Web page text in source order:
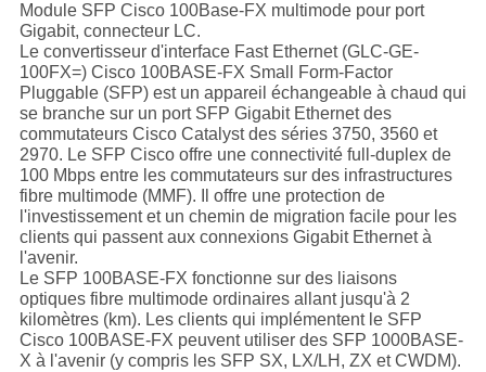
Module SFP Cisco 100Base-FX multimode pour port
Gigabit, connecteur LC.
Le convertisseur d'interface Fast Ethernet (GLC-GE-
100FX=) Cisco 100BASE-FX Small Form-Factor
Pluggable (SFP) est un appareil échangeable à chaud qui
se branche sur un port SFP Gigabit Ethernet des
commutateurs Cisco Catalyst des séries 3750, 3560 et
2970. Le SFP Cisco offre une connectivité full-duplex de
100 Mbps entre les commutateurs sur des infrastructures
fibre multimode (MMF). Il offre une protection de
l'investissement et un chemin de migration facile pour les
clients qui passent aux connexions Gigabit Ethernet à
l'avenir.
Le SFP 100BASE-FX fonctionne sur des liaisons
optiques fibre multimode ordinaires allant jusqu'à 2
kilomètres (km). Les clients qui implémentent le SFP
Cisco 100BASE-FX peuvent utiliser des SFP 1000BASE-
X à l'avenir (y compris les SFP SX, LX/LH, ZX et CWDM).